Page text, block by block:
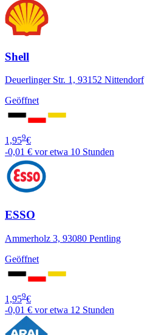
Shell
Deuerlinger Str. 1, 93152 Nittendorf
Geöffnet
1,959€
-0,01 € vor etwa 10 Stunden
ESSO
Ammerholz 3, 93080 Pentling
Geöffnet
1,959€
-0,01 € vor etwa 12 Stunden